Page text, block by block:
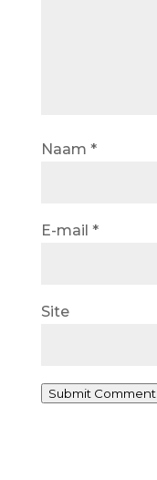
Naam *
E-mail *
Site
Submit Comment